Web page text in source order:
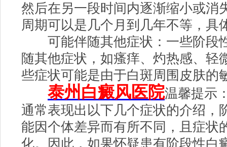
然后在另一段时间内逐渐缩小或消
周期可以是几个月到几年不等，具
可能伴随其他症状：一些阶段
随其他症状，如瘙痒、灼热感、轻
些症状可能是由于白斑周围皮肤的
泰州白癜风医院温馨提示
通常表现出以下几个症状的介绍，
能因个体差异而有所不同，且症状
化。因此，如果怀疑患有阶段性白